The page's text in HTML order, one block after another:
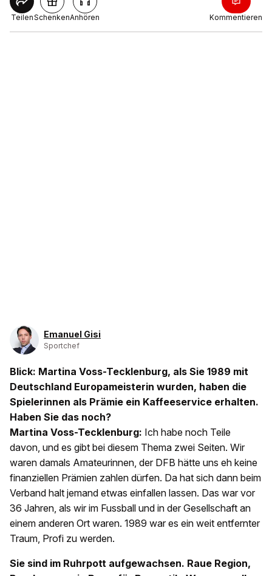
TeilenSchenkenAnhören Kommentieren
Emanuel Gisi
Sportchef
Blick: Martina Voss-Tecklenburg, als Sie 1989 mit
Deutschland Europameisterin wurden, haben die
Spielerinnen als Prämie ein Kaffeeservice erhalten.
Haben Sie das noch?
Martina Voss-Tecklenburg: Ich habe noch Teile
davon, und es gibt bei diesem Thema zwei Seiten. Wir
waren damals Amateurinnen, der DFB hätte uns eh keine
finanziellen Prämien zahlen dürfen. Da hat sich dann beim
Verband halt jemand etwas einfallen lassen. Das war vor
36 Jahren, als wir im Fussball und in der Gesellschaft an
einem anderen Ort waren. 1989 war es ein weit entfernter
Traum, Profi zu werden.
Sie sind im Ruhrpott aufgewachsen. Raue Region,